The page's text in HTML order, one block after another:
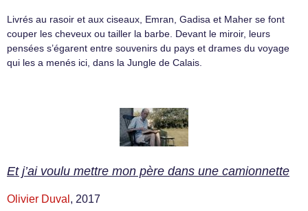
Livrés au rasoir et aux ciseaux, Emran, Gadisa et Maher se font
couper les cheveux ou tailler la barbe. Devant le miroir, leurs
pensées s’égarent entre souvenirs du pays et drames du voyage
qui les a menés ici, dans la Jungle de Calais.
Et j’ai voulu mettre mon père dans une camionnette
Olivier Duval , 2017